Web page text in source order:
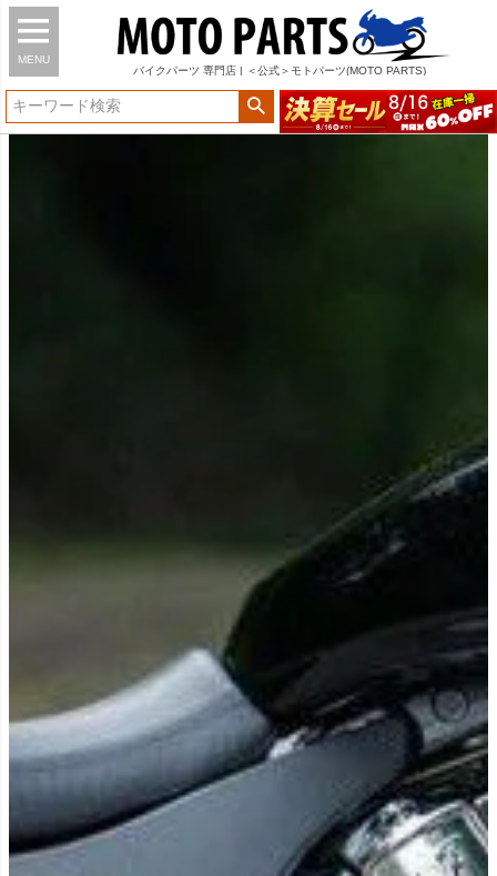
MENU
バイク パーツ 専門店 | ＜公式＞モトパーツ(MOTO PARTS)